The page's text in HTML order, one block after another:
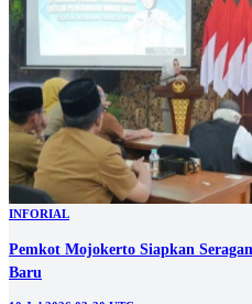
INFORIAL
Pemkot Mojokerto Siapkan
Baru